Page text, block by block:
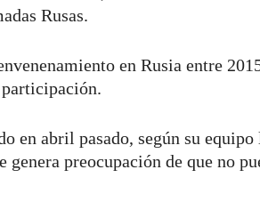
Rusas.
en Rusia entre
en abril pasado, según su equipo
preocupación de que no